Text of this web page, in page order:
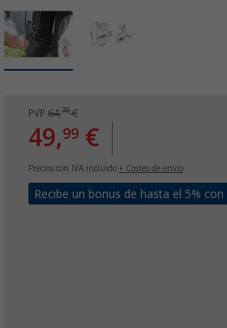
PVP 64,70€
49,99 €
Precios con IVA incluido + Costes de envío
Recibe un bonus de hasta el 5%